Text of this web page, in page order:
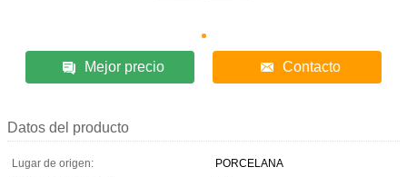
Mejor precio Contacto
Datos del producto
Lugar de origen:
PORCELANA